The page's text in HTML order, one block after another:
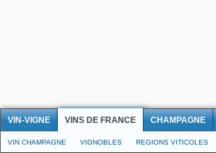
VIN-VIGNE VINS DE FRANCE CHAMPAGNE
VIN CHAMPAGNE VIGNOBLES REGIONS VITICOLES